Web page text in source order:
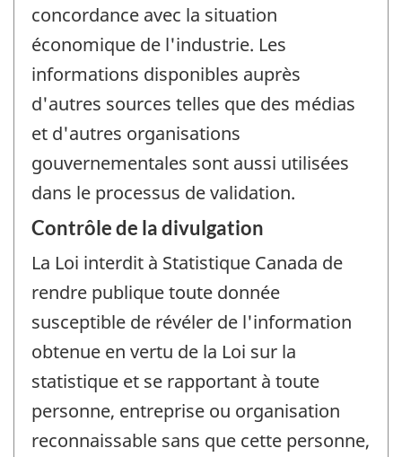
concordance avec la situation
économique de l'industrie. Les
informations disponibles auprès
d'autres sources telles que des médias
et d'autres organisations
gouvernementales sont aussi utilisées
dans le processus de validation.
Contrôle de la divulgation
La Loi interdit à Statistique Canada de
rendre publique toute donnée
susceptible de révéler de l'information
obtenue en vertu de la Loi sur la
statistique et se rapportant à toute
personne, entreprise ou organisation
reconnaissable sans que cette personne,